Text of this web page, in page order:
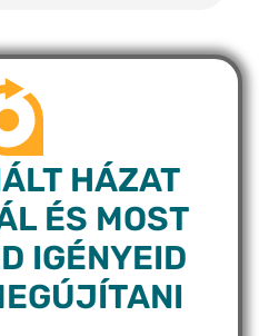
HÁZAT
ÉS MOST
IGÉNYEID